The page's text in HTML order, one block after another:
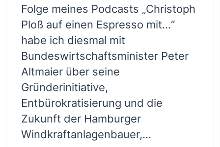
Folge meines Podcasts „Christoph
Ploß auf einen Espresso mit…“
habe ich diesmal mit
Bundeswirtschaftsminister Peter
Altmaier über seine
Gründerinitiative,
Entbürokratisierung und die
Zukunft der Hamburger
Windkraftanlagenbauer,...